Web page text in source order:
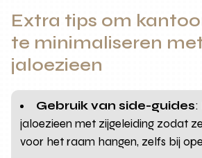
Extra tips om
te minimaliseren
jaloezieen
Gebruik van side-guides:
jaloezieen met zijgeleiding zodat
voor het raam hangen, zelfs bij